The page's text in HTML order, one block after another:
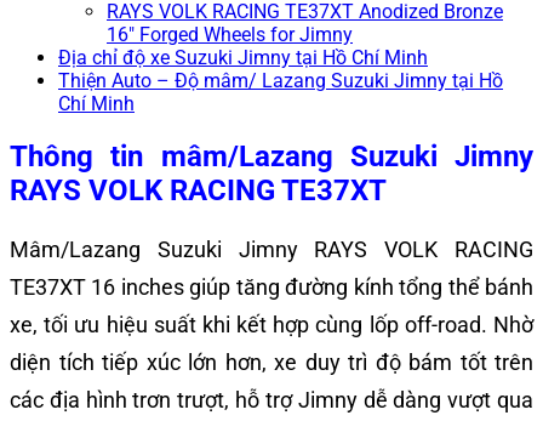
RAYS VOLK RACING TE37XT Anodized Bronze
16″ Forged Wheels for Jimny
Địa chỉ độ xe Suzuki Jimny tại Hồ Chí Minh
Thiện Auto – Độ mâm/ Lazang Suzuki Jimny tại Hồ
Chí Minh
Thông tin mâm/Lazang Suzuki Jimny
RAYS VOLK RACING TE37XT
Mâm/Lazang Suzuki Jimny RAYS VOLK RACING
TE37XT 16 inches giúp tăng đường kính tổng thể bánh
xe, tối ưu hiệu suất khi kết hợp cùng lốp off-road. Nhờ
diện tích tiếp xúc lớn hơn, xe duy trì độ bám tốt trên
các địa hình trơn trượt, hỗ trợ Jimny dễ dàng vượt qua